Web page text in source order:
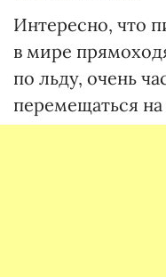
Интересно, что
в мире
по льду, очень
перемещаться